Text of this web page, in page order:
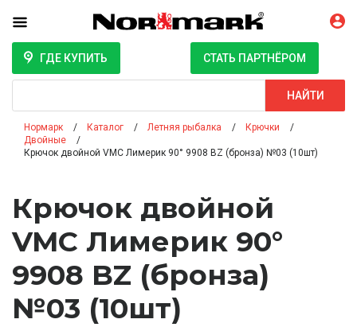
ГДЕ КУПИТЬ СТАТЬ ПАРТНЁРОМ
НАЙТИ
Нормарк Каталог Летняя рыбалка
Крючки
Двойные
Крючок двойной VMC Лимерик 90° 9908 BZ (бронза) №03 (10шт)
Крючок двойной
VMC Лимерик 90°
9908 BZ (бронза)
№03 (10шт)